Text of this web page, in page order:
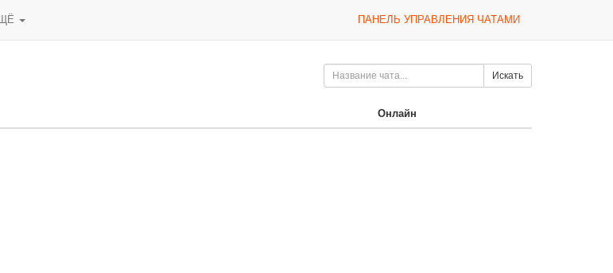
ПАНЕЛЬ УПРАВЛЕНИЯ ЧАТАМИ
Искать
Онлайн